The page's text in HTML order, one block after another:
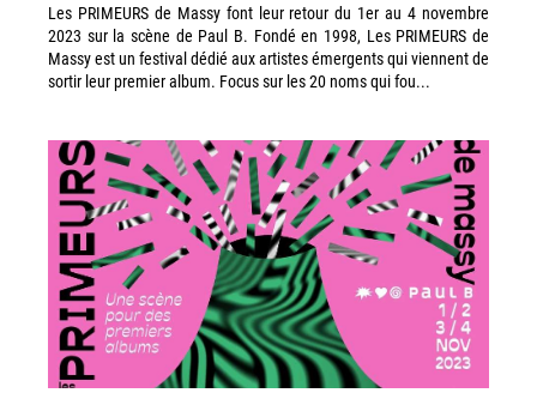
Les PRIMEURS de Massy font leur retour du 1er au 4 novembre
2023 sur la scène de Paul B. Fondé en 1998, Les PRIMEURS de
Massy est un festival dédié aux artistes émergents qui viennent de
sortir leur premier album. Focus sur les 20 noms qui fou...